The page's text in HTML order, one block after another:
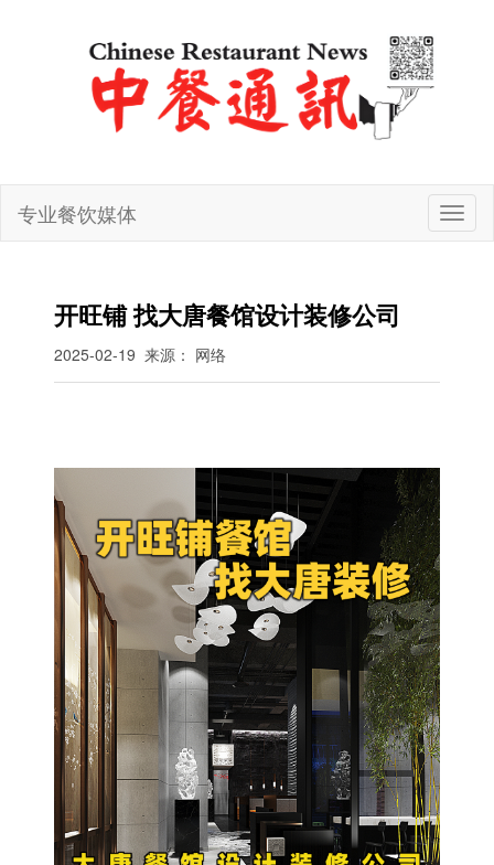
切
换
专业餐饮媒体
开旺铺 找大唐餐馆设计装修公司
2025-02-19 来源： 网络